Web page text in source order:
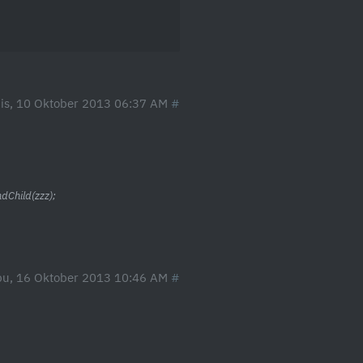
10 Oktober 2013 06:37 AM
16 Oktober 2013 10:46 AM